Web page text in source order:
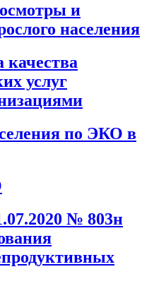
и
населения
качества
услуг
по ЭКО в
№ 803н